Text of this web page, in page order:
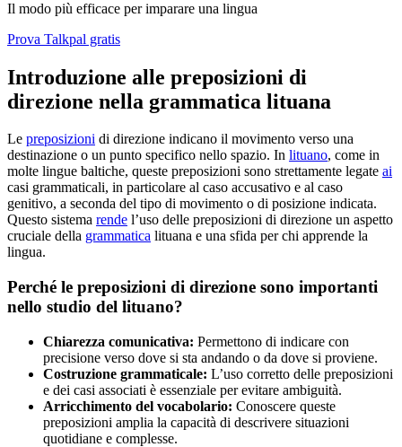
Il modo più efficace per imparare una lingua
Prova Talkpal gratis
Introduzione alle preposizioni di
direzione nella grammatica lituana
Le preposizioni di direzione indicano il movimento verso una
destinazione o un punto specifico nello spazio. In lituano, come in
molte lingue baltiche, queste preposizioni sono strettamente legate ai
casi grammaticali, in particolare al caso accusativo e al caso
genitivo, a seconda del tipo di movimento o di posizione indicata.
Questo sistema rende l’uso delle preposizioni di direzione un aspetto
cruciale della grammatica lituana e una sfida per chi apprende la
lingua.
Perché le preposizioni di direzione sono importanti
nello studio del lituano?
Chiarezza comunicativa: Permettono di indicare con
precisione verso dove si sta andando o da dove si proviene.
Costruzione grammaticale: L’uso corretto delle preposizioni
e dei casi associati è essenziale per evitare ambiguità.
Arricchimento del vocabolario: Conoscere queste
preposizioni amplia la capacità di descrivere situazioni
quotidiane e complesse.